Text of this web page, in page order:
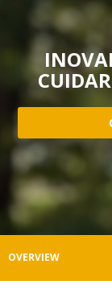
OVERVIEW